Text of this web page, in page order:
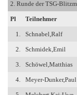
2. Runde der TSG-
Pl Teilnehmer
1. Schnabel,Ralf
2. Schmidek,Emil
3. Schöwel,Matthias
4. Meyer-Dunker,Paul